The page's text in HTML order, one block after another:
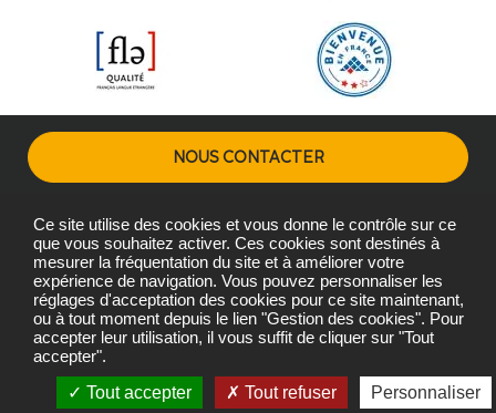
NOUS CONTACTER
Plans d'accès Mentions légales Gestion des cookies
Copyright © L'Institut Agro Montpellier 2026
L'Institut Agro Montpellier, une école de L'Institut Agro - Institut
national d'enseignement supérieur pour l'agriculture,
l'alimentation et l'environnement
Ce site utilise des cookies et vous donne le contrôle sur ce
que vous souhaitez activer. Ces cookies sont destinés à
mesurer la fréquentation du site et à améliorer votre
expérience de navigation. Vous pouvez personnaliser les
réglages d'acceptation des cookies pour ce site maintenant,
ou à tout moment depuis le lien "Gestion des cookies". Pour
accepter leur utilisation, il vous suffit de cliquer sur "Tout
accepter".
Tout accepter
Tout refuser Personnaliser